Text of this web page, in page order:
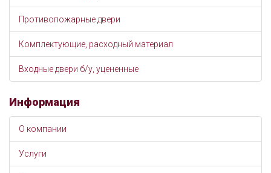
Противопожарные двери
Комплектующие, расходный материал
Входные двери б/у, уцененные
Информация
О компании
Услуги